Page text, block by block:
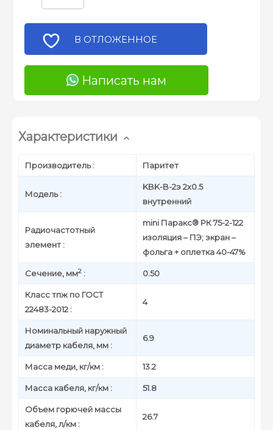
В ОТЛОЖЕННОЕ
Написать нам
Характеристики
Производитель : Паритет
Модель :
KBK-B-2э 2х0.5
внутренний
Радиочастотный
элемент :
mini Паракс® РК 75-2-122
изоляция – ПЭ; экран –
фольга + оплетка 40-47%
Сечение, мм2 : 0.50
Класс тпж по ГОСТ
22483-2012 :
4
Номинальный наружный
диаметр кабеля, мм :
6.9
Масса меди, кг/км : 13.2
Масса кабеля, кг/км : 51.8
Объем горючей массы
кабеля, л/км :
26.7